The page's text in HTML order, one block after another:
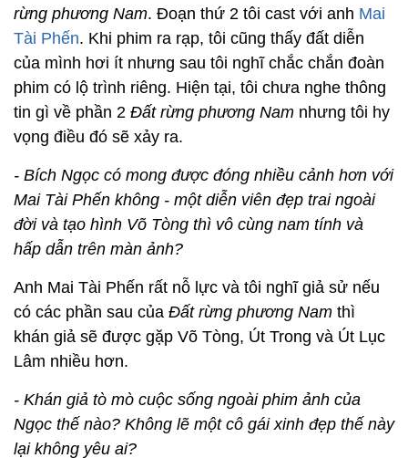
rừng phương Nam. Đoạn thứ 2 tôi cast với anh Mai
Tài Phến. Khi phim ra rạp, tôi cũng thấy đất diễn
của mình hơi ít nhưng sau tôi nghĩ chắc chắn đoàn
phim có lộ trình riêng. Hiện tại, tôi chưa nghe thông
tin gì về phần 2 Đất rừng phương Nam nhưng tôi hy
vọng điều đó sẽ xảy ra.
- Bích Ngọc có mong được đóng nhiều cảnh hơn với
Mai Tài Phến không - một diễn viên đẹp trai ngoài
đời và tạo hình Võ Tòng thì vô cùng nam tính và
hấp dẫn trên màn ảnh?
Anh Mai Tài Phến rất nỗ lực và tôi nghĩ giả sử nếu
có các phần sau của Đất rừng phương Nam thì
khán giả sẽ được gặp Võ Tòng, Út Trong và Út Lục
Lâm nhiều hơn.
- Khán giả tò mò cuộc sống ngoài phim ảnh của
Ngọc thế nào? Không lẽ một cô gái xinh đẹp thế này
lại không yêu ai?